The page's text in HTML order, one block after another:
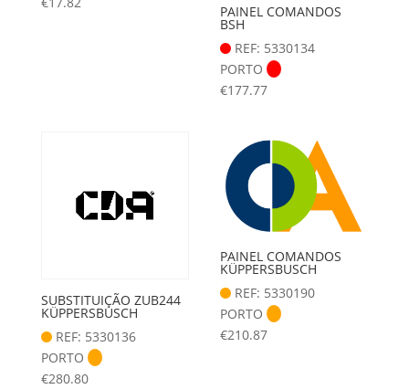
PAINEL COMANDOS
BSH
REF: 5330134
PORTO
€177.77
SUBSTITUIÇÃO ZUB244
KÜPPERSBUSCH
REF: 5330136
PORTO
€280.80
PAINEL COMANDOS
KÜPPERSBUSCH
REF: 5330190
PORTO
€210.87